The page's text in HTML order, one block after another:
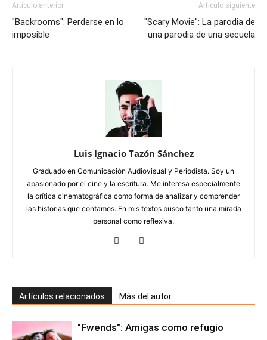
Artículo anterior
"Backrooms": Perderse en lo
imposible
Artículo siguiente
"Scary Movie": La parodia de
una parodia de una secuela
Luis Ignacio Tazón Sánchez
Graduado en Comunicación Audiovisual y Periodista. Soy un
apasionado por el cine y la escritura. Me interesa especialmente
la crítica cinematográfica como forma de analizar y comprender
las historias que contamos. En mis textos busco tanto una mirada
personal como reflexiva.
Artículos relacionados Más del autor
"Fwends": Amigas como refugio